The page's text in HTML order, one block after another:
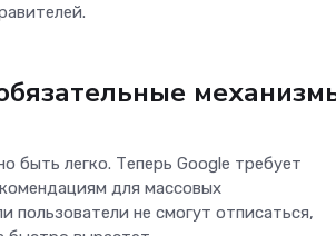
быть легко. Теперь Google требует
для массовых
пользователи не смогут отписаться,